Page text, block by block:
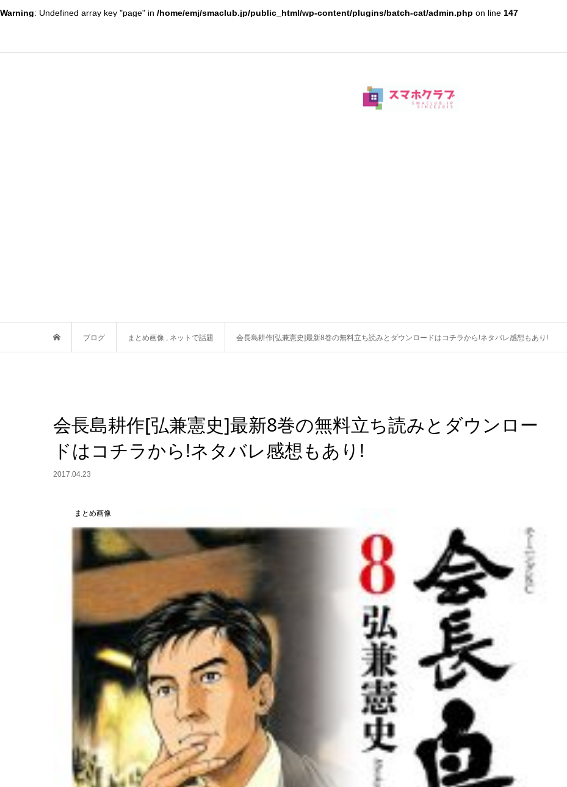
Warning: Undefined array key "page" in /home/emj/smaclub.jp/public_html/wp-content/plugins/batch-cat/admin.php on line 147
ブログ まとめ画像 , ネットで話題 会長島耕作[弘兼憲史]最新8巻の無料立ち読みとダウンロードはコチラから!ネタバレ感想もあり!
会長島耕作[弘兼憲史]最新8巻の無料立ち読みとダウンロー
ドはコチラから!ネタバレ感想もあり!
2017.04.23
まとめ画像